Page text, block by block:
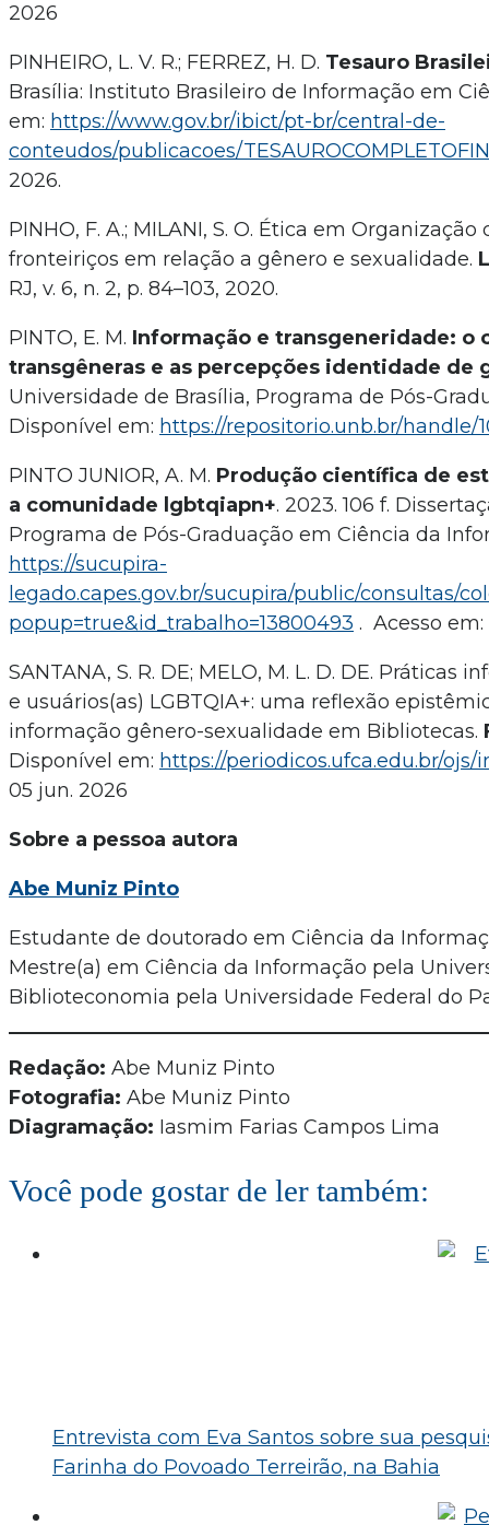
2026
PINHEIRO, L. V. R.; FERREZ, H. D. Tesauro
Brasília: Instituto Brasileiro de Informação em
em: https://www.gov.br/ibict/pt-br/central-de-
conteudos/publicacoes/
2026.
PINHO, F. A.; MILANI, S. O. Ética em
fronteiriços em relação a gênero e sexualidade.
RJ, v. 6, n. 2, p. 84–103, 2020.
PINTO, E. M. Informação e transgeneridade:
transgêneras e as percepções identidade de
Universidade de Brasília, Programa de Pós-
Disponível em: https://repositorio.unb.br/handle/
PINTO JUNIOR, A. M. Produção científica de
a comunidade lgbtqiapn+. 2023. 106 f.
Programa de Pós-Graduação em Ciência da
https://sucupira-
legado.capes.gov.br/sucupira/public/consultas/
popup=true&id_trabalho=13800493 . Acesso
SANTANA, S. R. DE; MELO, M. L. D. DE.
e usuários(as) LGBTQIA+: uma reflexão
informação gênero-sexualidade em Bibliotecas.
Disponível em: https://periodicos.ufca.edu.br/
05 jun. 2026
Sobre a pessoa autora
Abe Muniz Pinto
Estudante de doutorado em Ciência da
Mestre(a) em Ciência da Informação pela
Biblioteconomia pela Universidade Federal do
Redação: Abe Muniz Pinto
Fotografia: Abe Muniz Pinto
Diagramação: Iasmim Farias Campos Lima
Você pode gostar de ler também:
Entrevista com Eva Santos sobre sua
Farinha do Povoado Terreirão, na Bahia